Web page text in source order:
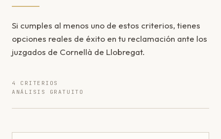
Si cumples al menos uno de estos criterios, tienes
opciones reales de éxito en tu reclamación ante los
juzgados de Cornellà de Llobregat.
4 CRITERIOS
ANÁLISIS GRATUITO